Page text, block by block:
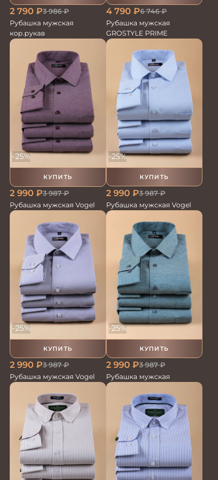
2 790 ₽3 986₽
Рубашка мужская
кор.рукав
4 790 ₽6 746₽
Рубашка мужская
GROSTYLE PRIME
КУПИТЬ
-25%
2 990 ₽3 987₽
Рубашка мужская Vogel
КУПИТЬ
-25%
2 990 ₽3 987₽
Рубашка мужская Vogel
КУПИТЬ
-25%
2 990 ₽3 987₽
Рубашка мужская Vogel
КУПИТЬ
-25%
2 990 ₽3 987₽
Рубашка мужская